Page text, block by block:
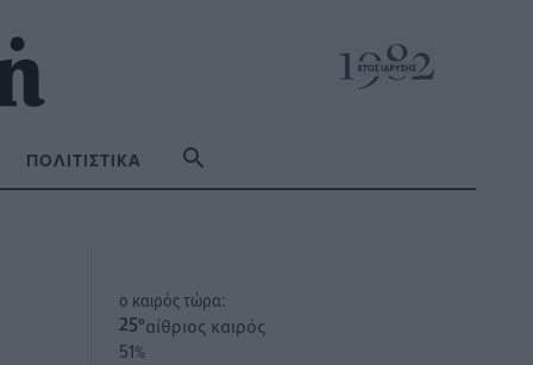
ΠΟΛΙΤΙΣΤΙΚΆ
o καιρός τώρα:
25°αίθριος καιρός
51%